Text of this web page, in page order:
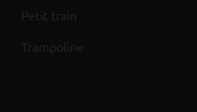
Petit train
Trampoline